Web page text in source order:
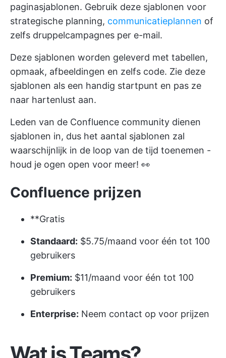
paginasjablonen. Gebruik deze sjablonen voor
strategische planning, communicatieplannen of
zelfs druppelcampagnes per e-mail.
Deze sjablonen worden geleverd met tabellen,
opmaak, afbeeldingen en zelfs code. Zie deze
sjablonen als een handig startpunt en pas ze
naar hartenlust aan.
Leden van de Confluence community dienen
sjablonen in, dus het aantal sjablonen zal
waarschijnlijk in de loop van de tijd toenemen -
houd je ogen open voor meer! 👀
Confluence prijzen
**Gratis
Standaard: $5.75/maand voor één tot 100
gebruikers
Premium: $11/maand voor één tot 100
gebruikers
Enterprise: Neem contact op voor prijzen